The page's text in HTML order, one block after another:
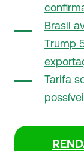
Brasil
Trump
Tarifa